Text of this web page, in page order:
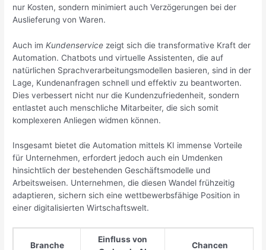
nur Kosten, sondern minimiert auch Verzögerungen bei der
Auslieferung von Waren.
Auch imKundenservice zeigt sich die transformative Kraft der
Automation. Chatbots und virtuelle Assistenten, die auf
natürlichen Sprachverarbeitungsmodellen basieren, sind in der
Lage, Kundenanfragen schnell und effektiv zu beantworten.
Dies verbessert nicht nur die Kundenzufriedenheit, sondern
entlastet auch menschliche Mitarbeiter, die sich somit
komplexeren Anliegen widmen können.
Insgesamt bietet die Automation mittels KI immense Vorteile
für Unternehmen, erfordert jedoch auch ein Umdenken
hinsichtlich der bestehenden Geschäftsmodelle und
Arbeitsweisen. Unternehmen, die diesen Wandel frühzeitig
adaptieren, sichern sich eine wettbewerbsfähige Position in
einer digitalisierten Wirtschaftswelt.
Branche
Einfluss von
Chancen